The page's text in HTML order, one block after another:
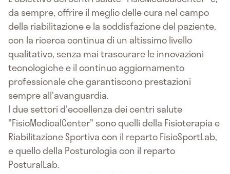
da sempre, offrire il meglio delle cura nel campo
della riabilitazione e la soddisfazione del paziente,
con la ricerca continua di un altissimo livello
qualitativo, senza mai trascurare le innovazioni
tecnologiche e il continuo aggiornamento
professionale che garantiscono prestazioni
sempre all'avanguardia.
I due settori d'eccellenza dei centri salute
"FisioMedicalCenter" sono quelli della Fisioterapia e
Riabilitazione Sportiva con il reparto FisioSportLab,
e quello della Posturologia con il reparto
PosturalLab.